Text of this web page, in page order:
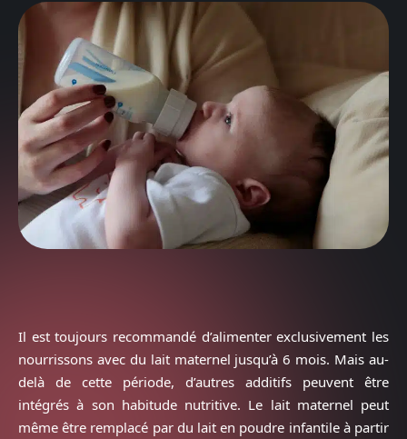
Il est toujours recommandé d’alimenter exclusivement les
nourrissons avec du lait maternel jusqu’à 6 mois. Mais au-
delà de cette période, d’autres additifs peuvent être
intégrés à son habitude nutritive. Le lait maternel peut
même être remplacé par du lait en poudre infantile à partir